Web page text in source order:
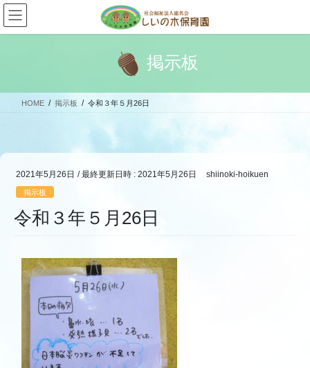
コ
ン
テ
ス
ナ
ビ
ゲ
ン
掲示板
HOME 掲示板 令和３年５月26日
2021年5月26日 / 最終更新日時 : 2021年5月26日 shiinoki-hoikuen
掲示板
令和３年５月26日